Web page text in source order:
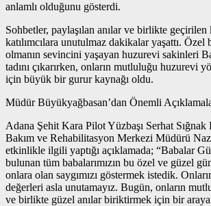
anlamlı olduğunu gösterdi.
Sohbetler, paylaşılan anılar ve birlikte
katılımcılara unutulmaz dakikalar yaşattı. Özel
olmanın sevincini yaşayan huzurevi sakinleri
tadını çıkarırken, onların mutluluğu huzurevi
için büyük bir gurur kaynağı oldu.
Müdür Büyükyağbasan’dan Önemli
Adana Şehit Kara Pilot Yüzbaşı Serhat Sığnak
Bakım ve Rehabilitasyon Merkezi Müdürü
etkinlikle ilgili yaptığı açıklamada; “Babalar
bulunan tüm babalarımızın bu özel ve güzel
onlara olan saygımızı göstermek istedik.
değerleri asla unutamayız. Bugün, onların
ve birlikte güzel anılar biriktirmek için bir